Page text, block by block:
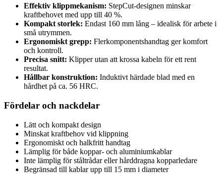
Effektiv klippmekanism: StepCut-designen minskar
kraftbehovet med upp till 40 %.
Kompakt storlek: Endast 160 mm lång – idealisk för arbete i
små utrymmen.
Ergonomiskt grepp: Flerkomponentshandtag ger komfort
och kontroll.
Precisa snitt: Klipper utan att krossa kabeln för ett rent
resultat.
Hållbar konstruktion: Induktivt härdade blad med en
hårdhet på ca. 56 HRC.
Fördelar och nackdelar
Lätt och kompakt design
Minskat kraftbehov vid klippning
Ergonomiskt och halkfritt handtag
Lämplig för både koppar- och aluminiumkablar
Inte lämplig för ståltrådar eller hårddragna kopparledare
Begränsad till kablar upp till 15 mm i diameter